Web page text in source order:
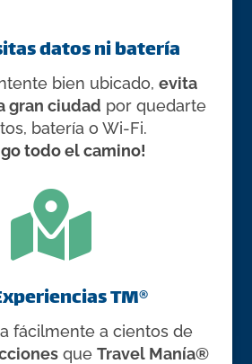
datos ni batería
bien ubicado,evita
gran ciudad por quedarte
batería o Wi-Fi.
todo el camino!

TM®
fácilmente a cientos de
que Travel Manía®